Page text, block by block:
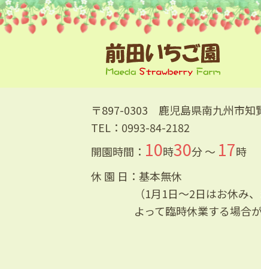
〒897-0303 鹿児島県南九州市知
TEL： 0993-84-2182
開園時間： 10時30分 ～ 17時
休 園 日：基本無休
（1月1日～2日はお休み
よって臨時休業する場合